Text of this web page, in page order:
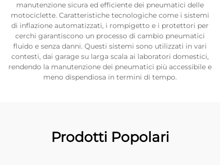
manutenzione sicura ed efficiente dei pneumatici delle
motociclette. Caratteristiche tecnologiche come i sistemi
di inflazione automatizzati, i rompigetto e i protettori per
cerchi garantiscono un processo di cambio pneumatici
fluido e senza danni. Questi sistemi sono utilizzati in vari
contesti, dai garage su larga scala ai laboratori domestici,
rendendo la manutenzione dei pneumatici più accessibile e
meno dispendiosa in termini di tempo.
Prodotti Popolari